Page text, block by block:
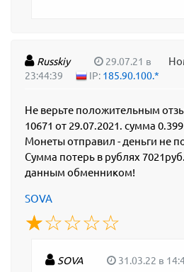
Russkiy
29.07.21 в
23:44:39
IP: 185.90.100.*
Не верьте положительным
10671 от 29.07.2021. сумма
Монеты отправил - деньги не
Сумма потерь в рублях
данным обменником!
SOVA
☆☆☆☆☆
★★★★★
SOVA 31.03.22 в